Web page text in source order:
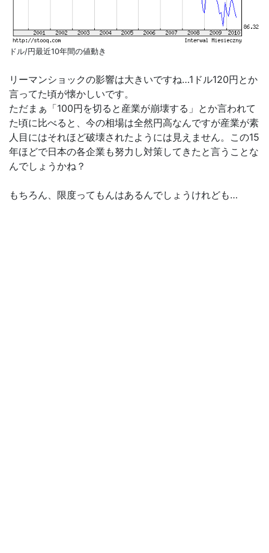
ドル/円最近10年間の値動き
リーマンショックの影響は大きいですね…1ドル120円とか
言ってた頃が懐かしいです。
ただまぁ「100円を切ると産業が崩壊する」とか言われて
た頃に比べると、今の相場は全然円高なんですが産業が素
人目にはそれほど破壊されたようには見えません。この15
年ほどで日本の各企業も努力し対策してきたと言うことな
んでしょうかね？
もちろん、限度ってもんはあるんでしょうけれども…